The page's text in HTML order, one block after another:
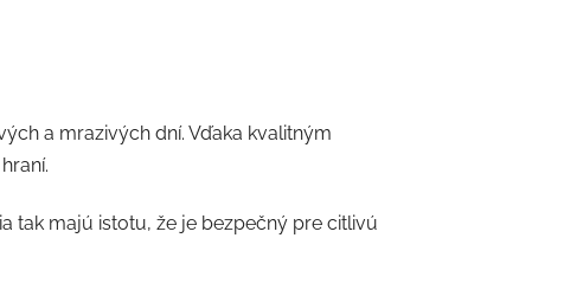
a mrazivých dní. Vďaka kvalitným
tak majú istotu, že je bezpečný pre citlivú